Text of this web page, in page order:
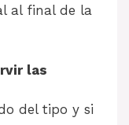
al final de la
las
del tipo y si